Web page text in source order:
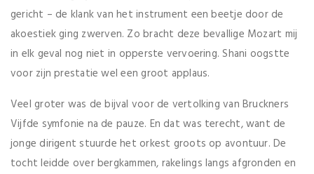
gericht – de klank van het instrument een beetje door de
akoestiek ging zwerven. Zo bracht deze bevallige Mozart mij
in elk geval nog niet in opperste vervoering. Shani oogstte
voor zijn prestatie wel een groot applaus.
Veel groter was de bijval voor de vertolking van Bruckners
Vijfde symfonie na de pauze. En dat was terecht, want de
jonge dirigent stuurde het orkest groots op avontuur. De
tocht leidde over bergkammen, rakelings langs afgronden en